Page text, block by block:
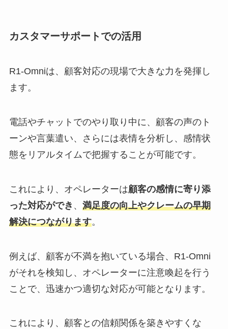
カスタマーサポートでの活用
R1-Omniは、顧客対応の現場で大きな力を発揮し
ます。
電話やチャットでのやり取り中に、顧客の声のト
ーンや言葉遣い、さらには表情を分析し、感情状
態をリアルタイムで把握することが可能です。
これにより、オペレーターは顧客の感情に寄り添
った対応ができ 、 満足度の向上やクレームの早期
解決につながります。
例えば、顧客が不満を抱いている場合、R1-Omni
がそれを検知し、オペレーターに注意喚起を行う
ことで、迅速かつ適切な対応が可能となります。
これにより、顧客との信頼関係を築きやすくな